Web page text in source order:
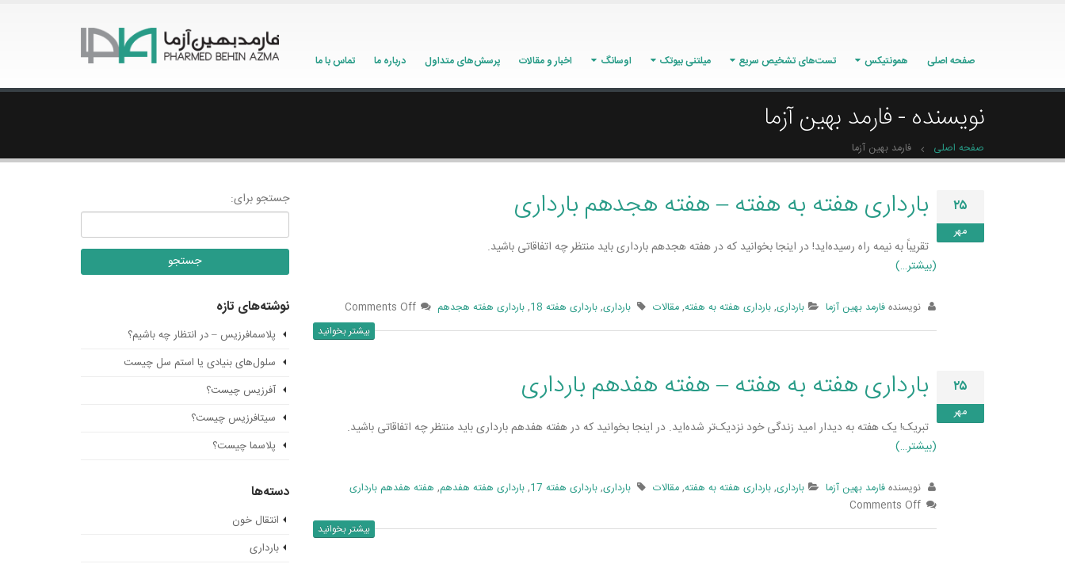
صفحه اصلی همونتیکس تست‌های تشخیص سریع میلتنی بیوتک اوسانگ اخبار و مقالات پرسش‌های متداول درباره ما تماس با ما
نویسنده - فارمد بهین آزما
صفحه اصلی فارمد بهین آزما
۲۵
مهر
بارداری هفته به هفته – هفته هجدهم بارداری
تقریباً به نیمه راه رسیده‌­اید! در اینجا بخوانید که در هفته هجدهم بارداری باید منتظر چه اتفاقاتی باشید.
(بیشتر…)
نویسندهفارمد بهین آزما بارداری,بارداری هفته به هفته,مقالات بارداری,بارداری هفته 18 ,بارداری هفته هجدهم Comments Off
بیشتر بخوانید
۲۵
مهر
بارداری هفته به هفته – هفته هفدهم بارداری
تبریک! یک هفته به دیدار امید زندگی خود نزدیک­‌تر شده‌­اید. در اینجا بخوانید که در هفته هفدهم بارداری باید منتظر چه اتفاقاتی باشید.
(بیشتر…)
نویسندهفارمد بهین آزما بارداری,بارداری هفته به هفته,مقالات بارداری,بارداری هفته 17 ,بارداری هفته هفدهم, هفته هفدهم بارداری
Comments Off
بیشتر بخوانید
جستجو برای:
نوشته‌های تازه
پلاسمافرزیس – در انتظار چه باشیم؟
سلول‌های بنیادی یا استم سل چیست
آفرزیس چیست؟
سیتافرزیس چیست؟
پلاسما چیست؟
دسته‌ها
انتقال خون
بارداری